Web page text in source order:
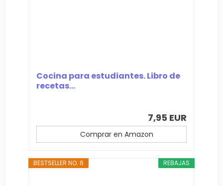
Cocina para estudiantes. Libro de
recetas...
7,95 EUR
Comprar en Amazon
REBAJAS
BESTSELLER NO. 6